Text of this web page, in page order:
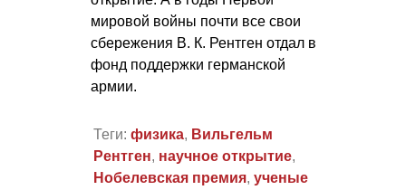
мировой войны почти все свои
сбережения В. К. Рентген отдал в
фонд поддержки германской
армии.
Теги: физика, Вильгельм
Рентген, научное открытие,
Нобелевская премия, ученые